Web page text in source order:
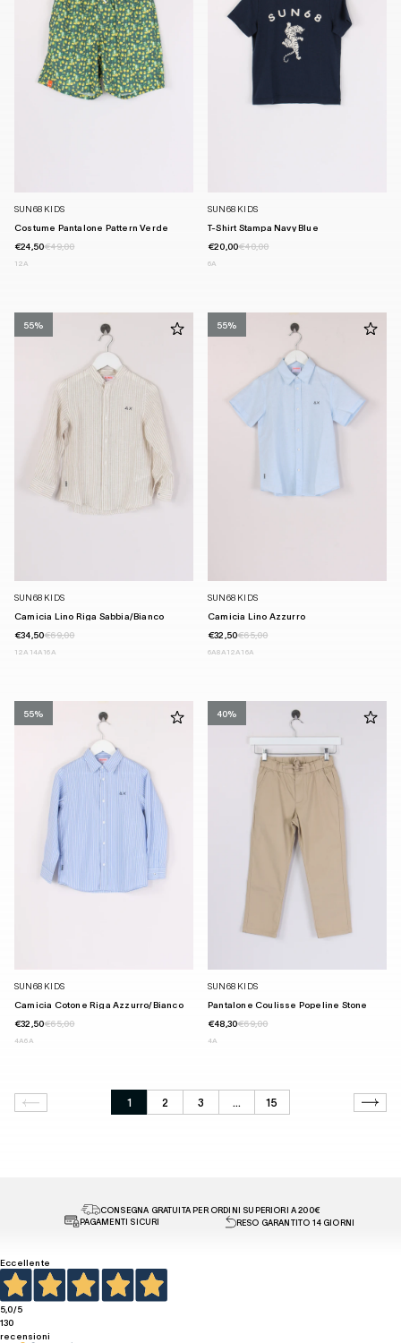
SUN68 KIDS
Costume Pantalone Pattern Verde
€24,50€49,00
12A
SUN68 KIDS
T-Shirt Stampa Navy Blue
€20,00€40,00
6A
55%
SUN68 KIDS
Camicia Lino Riga Sabbia/bianco
€34,50€69,00
12A 14A 16A
55%
SUN68 KIDS
Camicia Lino Azzurro
€32,50€65,00
6A8A 12A 16A
55%
SUN68 KIDS
Camicia Cotone Riga Azzurro/bianco
€32,50€65,00
4A6A
40%
SUN68 KIDS
Pantalone Coulisse Popeline Stone
€48,30€69,00
4A
1 2 3 … 15
CONSEGNA GRATUITA PER ORDINI SUPERIORI A 200€
PAGAMENTI SICURI
RESO GARANTITO 14 GIORNI
Eccellente
5,0/5
130
recensioni